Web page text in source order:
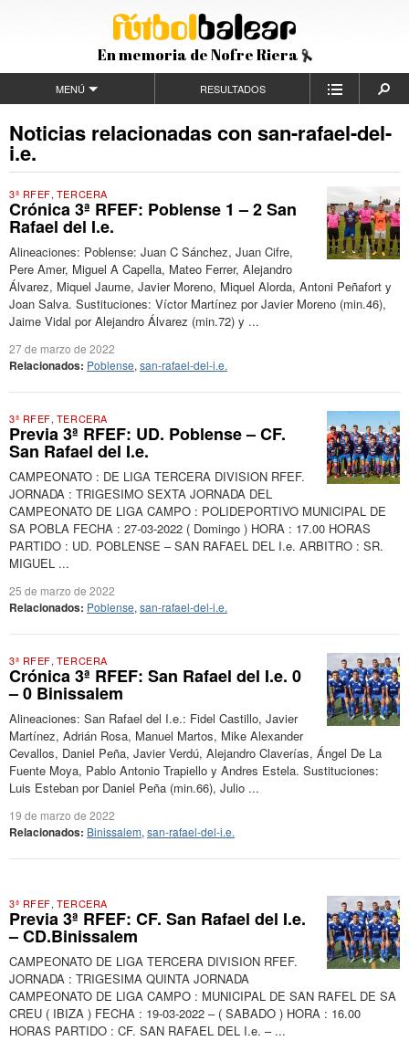
En memoria de Nofre Riera
MENÚ RESULTADOS
Noticias relacionadas con san-rafael-del-
i.e.
3ª RFEF, TERCERA
Crónica 3ª RFEF: Poblense 1 – 2 San
Rafael del I.e.
Alineaciones: Poblense: Juan C Sánchez, Juan Cifre,
Pere Amer, Miguel A Capella, Mateo Ferrer, Alejandro
Álvarez, Miquel Jaume, Javier Moreno, Miquel Alorda, Antoni Peñafort y
Joan Salva. Sustituciones: Víctor Martínez por Javier Moreno (min.46),
Jaime Vidal por Alejandro Álvarez (min.72) y ...
27 de marzo de 2022
Relacionados: Poblense, san-rafael-del-i.e.
3ª RFEF, TERCERA
Previa 3ª RFEF: UD. Poblense – CF.
San Rafael del I.e.
CAMPEONATO : DE LIGA TERCERA DIVISION RFEF.
JORNADA : TRIGESIMO SEXTA JORNADA DEL
CAMPEONATO DE LIGA CAMPO : POLIDEPORTIVO MUNICIPAL DE
SA POBLA FECHA : 27-03-2022 ( Domingo ) HORA : 17.00 HORAS
PARTIDO : UD. POBLENSE – SAN RAFAEL DEL I.e. ARBITRO : SR.
MIGUEL ...
25 de marzo de 2022
Relacionados: Poblense, san-rafael-del-i.e.
3ª RFEF, TERCERA
Crónica 3ª RFEF: San Rafael del I.e. 0
– 0 Binissalem
Alineaciones: San Rafael del I.e.: Fidel Castillo, Javier
Martínez, Adrián Rosa, Manuel Martos, Mike Alexander
Cevallos, Daniel Peña, Javier Verdú, Alejandro Claverías, Ángel De La
Fuente Moya, Pablo Antonio Trapiello y Andres Estela. Sustituciones:
Luis Esteban por Daniel Peña (min.66), Julio ...
19 de marzo de 2022
Relacionados: Binissalem, san-rafael-del-i.e.
3ª RFEF, TERCERA
Previa 3ª RFEF: CF. San Rafael del I.e.
– CD.Binissalem
CAMPEONATO DE LIGA TERCERA DIVISION RFEF.
JORNADA : TRIGESIMA QUINTA JORNADA
CAMPEONATO DE LIGA CAMPO : MUNICIPAL DE SAN RAFEL DE SA
CREU ( IBIZA ) FECHA : 19-03-2022 – ( SABADO ) HORA : 16.00
HORAS PARTIDO : CF. SAN RAFAEL DEL I.e. – ...